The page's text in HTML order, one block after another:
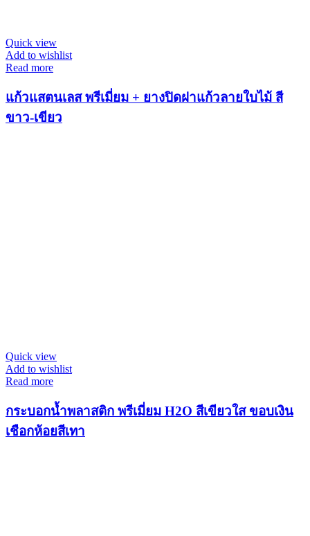
Quick view
Add to wishlist
Read more
แก้วแสตนเลส พรีเมี่ยม + ยางปิดฝาแก้วลายใบไม้ สี
ขาว-เขียว
Quick view
Add to wishlist
Read more
กระบอกน้ำพลาสติก พรีเมี่ยม H2O สีเขียวใส ขอบเงิน
เชือกห้อยสีเทา